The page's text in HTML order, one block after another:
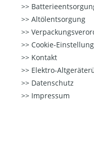
Altölentsorgung
Cookie-
Kontakt
Elektro-
Datenschutz
Impressum